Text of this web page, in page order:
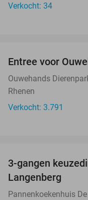
Verkocht: 34
Entree voor
Ouwehands
Rhenen
Verkocht: 3.791
3-gangen
Langenberg
Pannenkoekenhuis